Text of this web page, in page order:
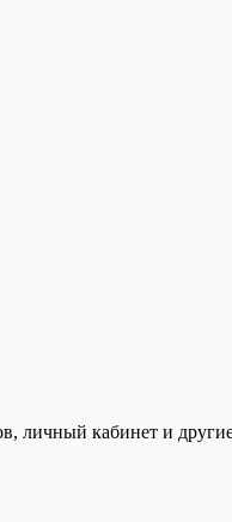
личный кабинет и